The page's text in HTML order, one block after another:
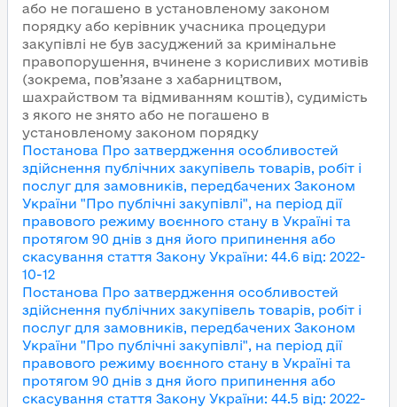
або не погашено в установленому законом
порядку або керівник учасника процедури
закупівлі не був засуджений за кримінальне
правопорушення, вчинене з корисливих мотивів
(зокрема, пов’язане з хабарництвом,
шахрайством та відмиванням коштів), судимість
з якого не знято або не погашено в
установленому законом порядку
Постанова Про затвердження особливостей
здійснення публічних закупівель товарів, робіт і
послуг для замовників, передбачених Законом
України "Про публічні закупівлі", на період дії
правового режиму воєнного стану в Україні та
протягом 90 днів з дня його припинення або
скасування стаття Закону України: 44.6 від: 2022-
10-12
Постанова Про затвердження особливостей
здійснення публічних закупівель товарів, робіт і
послуг для замовників, передбачених Законом
України "Про публічні закупівлі", на період дії
правового режиму воєнного стану в Україні та
протягом 90 днів з дня його припинення або
скасування стаття Закону України: 44.5 від: 2022-